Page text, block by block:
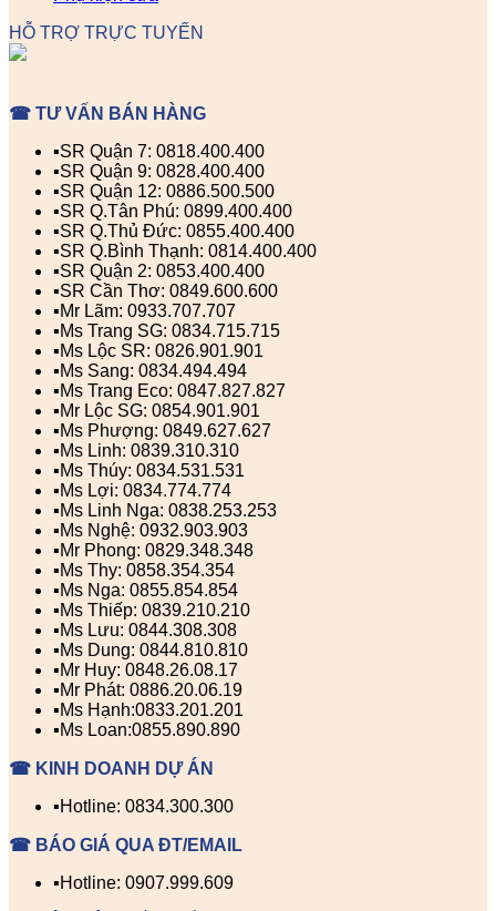
HỖ TRỢ TRỰC TUYẾN
☎ TƯ VẤN BÁN HÀNG
▪️SR Quận 7: 0818.400.400
▪️SR Quận 9: 0828.400.400
▪️SR Quận 12: 0886.500.500
▪️SR Q.Tân Phú: 0899.400.400
▪️SR Q.Thủ Đức: 0855.400.400
▪️SR Q.Bình Thạnh: 0814.400.400
▪️SR Quận 2: 0853.400.400
▪️SR Cần Thơ: 0849.600.600
▪️Mr Lãm: 0933.707.707
▪️Ms Trang SG: 0834.715.715
▪️Ms Lộc SR: 0826.901.901
▪️Ms Sang: 0834.494.494
▪️Ms Trang Eco: 0847.827.827
▪️Mr Lộc SG: 0854.901.901
▪️Ms Phượng: 0849.627.627
▪️Ms Linh: 0839.310.310
▪️Ms Thúy: 0834.531.531
▪️Ms Lợi: 0834.774.774
▪️Ms Linh Nga: 0838.253.253
▪️Ms Nghệ: 0932.903.903
▪️Mr Phong: 0829.348.348
▪️Ms Thy: 0858.354.354
▪️Ms Nga: 0855.854.854
▪️Ms Thiếp: 0839.210.210
▪️Ms Lưu: 0844.308.308
▪️Ms Dung: 0844.810.810
▪️Mr Huy: 0848.26.08.17
▪️Mr Phát: 0886.20.06.19
▪️Ms Hạnh:0833.201.201
▪️Ms Loan:0855.890.890
☎ KINH DOANH DỰ ÁN
▪️Hotline: 0834.300.300
☎ BÁO GIÁ QUA ĐT/EMAIL
▪️Hotline: 0907.999.609